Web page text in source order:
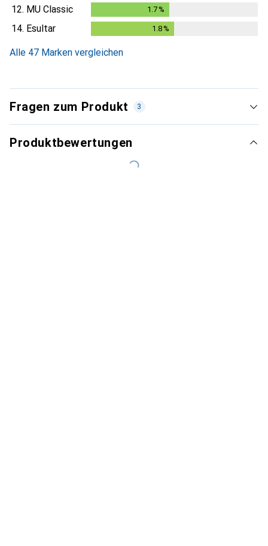
12. MU Classic 1.7 %
14. Esultar 1.8 %
Alle 47 Marken vergleichen
Fragen zum Produkt 3
Produktbewertungen